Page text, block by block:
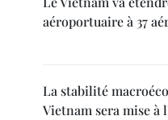
aéroportuaire à 37
La stabilité
Vietnam sera mise à